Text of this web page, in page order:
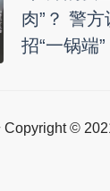
肉”？ 警
招“一锅端”
Copyright ©